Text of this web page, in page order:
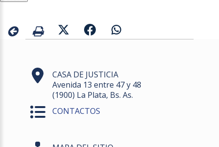
CASA DE JUSTICIA
Avenida 13 entre 47 y 48
(1900) La Plata, Bs. As.
CONTACTOS